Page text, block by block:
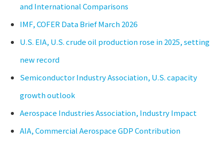
and International Comparisons
IMF, COFER Data Brief March 2026
U.S. EIA, U.S. crude oil production rose in 2025, setting
new record
Semiconductor Industry Association, U.S. capacity
growth outlook
Aerospace Industries Association, Industry Impact
AIA, Commercial Aerospace GDP Contribution